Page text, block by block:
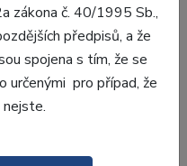
zákona č. 40/1995 Sb.,
předpisů, a že
spojena s tím, že se
určenými pro případ, že